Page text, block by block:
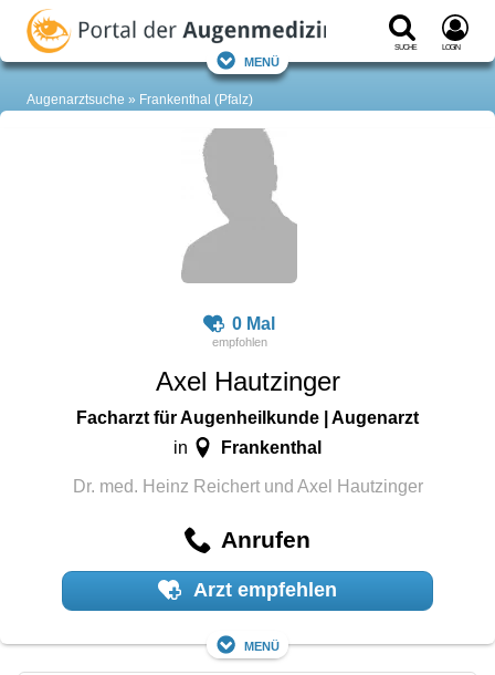
Suche Login
Menü
Augenarztsuche Frankenthal (Pfalz)
0 Mal
Axel Hautzinger
Facharzt für Augenheilkunde | Augenarzt
in Frankenthal
Dr. med. Heinz Reichert und Axel Hautzinger
Anrufen
Arzt empfehlen
Menü